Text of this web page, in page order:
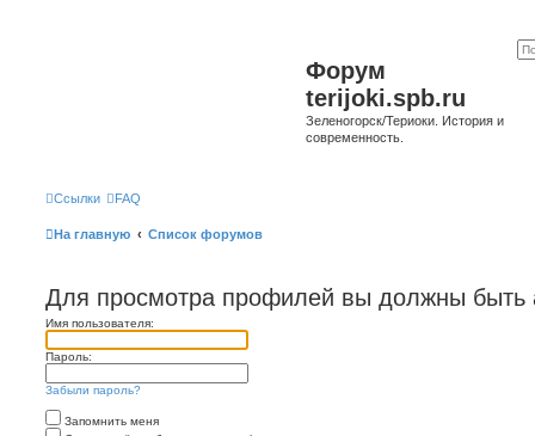
Форум
terijoki.spb.ru
Зеленогорск/Териоки. История и
современность.
Ссылки FAQ
На главную Список форумов
Для просмотра профилей вы должны быть
Имя пользователя:
Пароль:
Забыли пароль?
Запомнить меня